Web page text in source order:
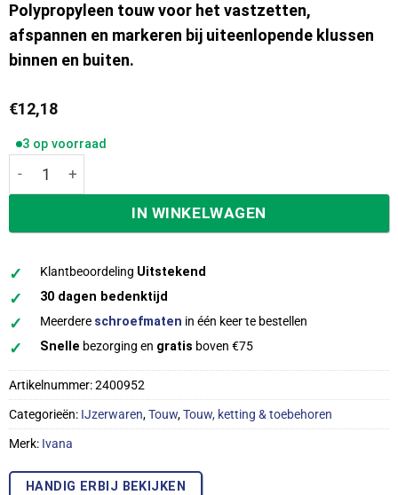
Polypropyleen touw voor het vastzetten,
afspannen en markeren bij uiteenlopende klussen
binnen en buiten.
€12,18
3 op voorraad
IN WINKELWAGEN
✓ Klantbeoordeling Uitstekend
✓ 30 dagen bedenktijd
✓ Meerdere schroefmaten in één keer te bestellen
✓ Snelle bezorging en gratis boven €75
Artikelnummer:2400952
Categorieën: IJzerwaren,Touw,Touw, ketting & toebehoren
Merk: Ivana
HANDIG ERBIJ BEKIJKEN